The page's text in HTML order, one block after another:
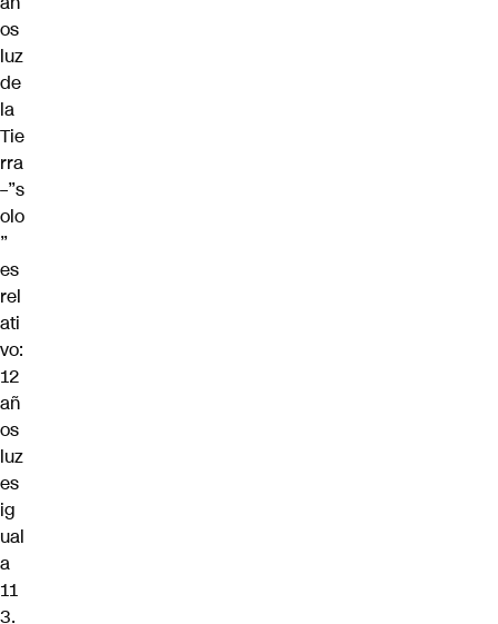
os
luz
de
la
Tie
rra
–”s
olo
”
es
rel
ati
vo:
12
añ
os
luz
es
ig
ual
a
11
3.